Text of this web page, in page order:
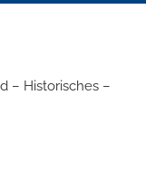
– Historisches –